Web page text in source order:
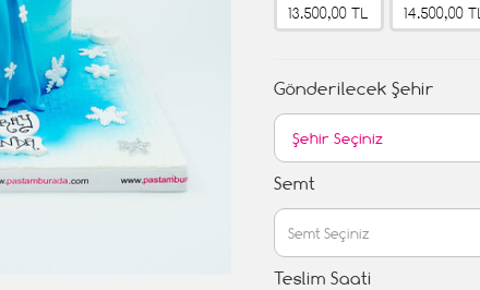
13.500,00 TL
14.500,00 TL
Gönderilecek Şehir
Semt
Teslim Saati